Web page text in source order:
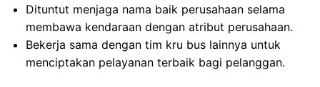
Dituntut menjaga nama baik perusahaan selama
membawa kendaraan dengan atribut perusahaan.
Bekerja sama dengan tim kru bus lainnya untuk
menciptakan pelayanan terbaik bagi pelanggan.